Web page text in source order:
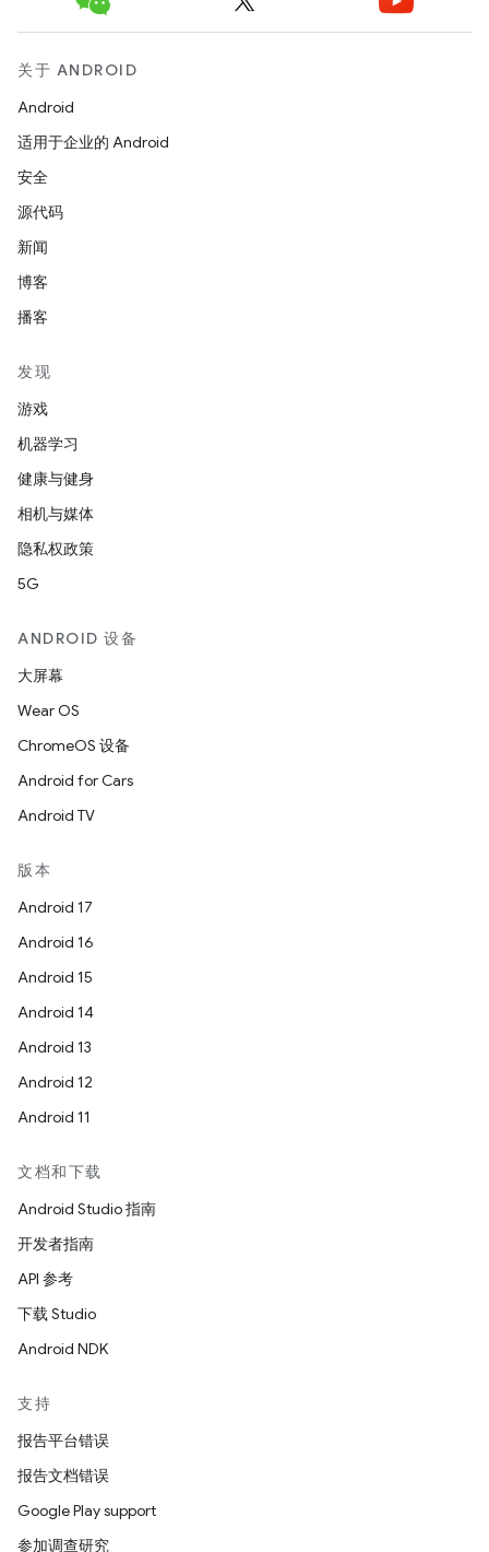
关于 ANDROID
Android
适用于企业的 Android
安全
源代码
新闻
博客
播客
发现
游戏
机器学习
健康与健身
相机与媒体
隐私权政策
5G
ANDROID 设备
大屏幕
Wear OS
ChromeOS 设备
Android for Cars
Android TV
版本
Android 17
Android 16
Android 15
Android 14
Android 13
Android 12
Android 11
文档和下载
Android Studio 指南
开发者指南
API 参考
下载 Studio
Android NDK
支持
报告平台错误
报告文档错误
Google Play support
参加调查研究